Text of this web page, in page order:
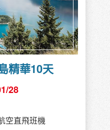
精華10天
28
空直飛班機